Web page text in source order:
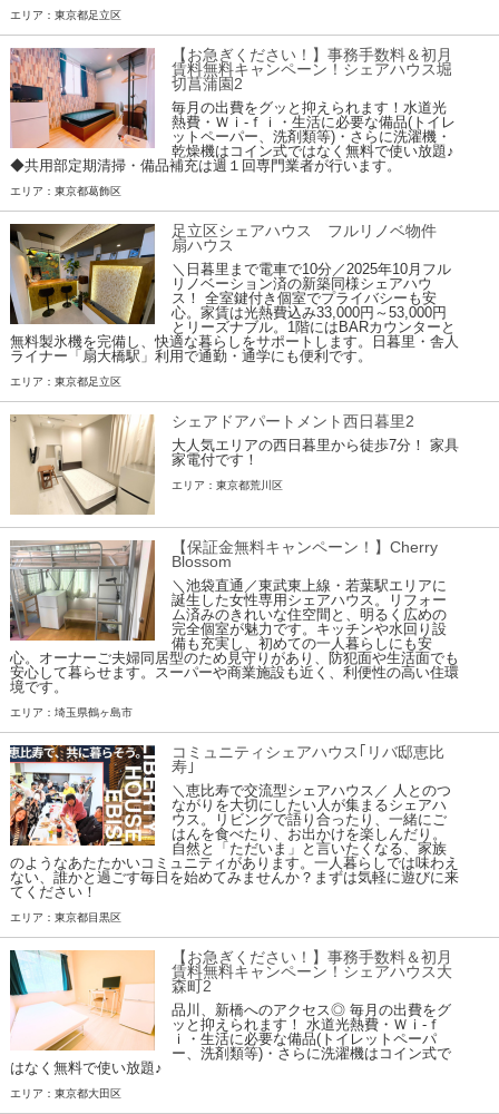
エリア：東京都足立区
【お急ぎください！】事務手数料＆初月
賃料無料キャンペーン！シェアハウス堀
切菖蒲園2
毎月の出費をグッと抑えられます！水道光
熱費・Ｗｉ-ｆｉ・生活に必要な備品(トイレ
ットペーパー、洗剤類等)・さらに洗濯機・
乾燥機はコイン式ではなく無料で使い放題♪
◆共用部定期清掃・備品補充は週１回専門業者が行います。
エリア：東京都葛飾区
足立区シェアハウス フルリノベ物件
扇ハウス
＼日暮里まで電車で10分／2025年10月フル
リノベーション済の新築同様シェアハウ
ス！ 全室鍵付き個室でプライバシーも安
心。家賃は光熱費込み33,000円～53,000円
とリーズナブル。1階にはBARカウンターと
無料製氷機を完備し、快適な暮らしをサポートします。日暮里・舎人
ライナー「扇大橋駅」利用で通勤・通学にも便利です。
エリア：東京都足立区
シェアドアパートメント西日暮里2
大人気エリアの西日暮里から徒歩7分！ 家具
家電付です！
エリア：東京都荒川区
【保証金無料キャンペーン！】Cherry
Blossom
＼池袋直通／東武東上線・若葉駅エリアに
誕生した女性専用シェアハウス。リフォー
ム済みのきれいな住空間と、明るく広めの
完全個室が魅力です。キッチンや水回り設
備も充実し、初めての一人暮らしにも安
心。オーナーご夫婦同居型のため見守りがあり、防犯面や生活面でも
安心して暮らせます。スーパーや商業施設も近く、利便性の高い住環
境です。
エリア：埼玉県鶴ヶ島市
コミュニティシェアハウス｢リバ邸恵比
寿｣
＼恵比寿で交流型シェアハウス／ 人とのつ
ながりを大切にしたい人が集まるシェアハ
ウス。リビングで語り合ったり、一緒にご
はんを食べたり、お出かけを楽しんだり。
自然と「ただいま」と言いたくなる、家族
のようなあたたかいコミュニティがあります。一人暮らしでは味わえ
ない、誰かと過ごす毎日を始めてみませんか？まずは気軽に遊びに来
てください！
エリア：東京都目黒区
【お急ぎください！】事務手数料＆初月
賃料無料キャンペーン！シェアハウス大
森町2
品川、新橋へのアクセス◎ 毎月の出費をグ
ッと抑えられます！ 水道光熱費・Ｗｉ-ｆ
ｉ・生活に必要な備品(トイレットペーパ
ー、洗剤類等)・さらに洗濯機はコイン式で
はなく無料で使い放題♪
エリア：東京都大田区